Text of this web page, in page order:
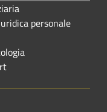
personale